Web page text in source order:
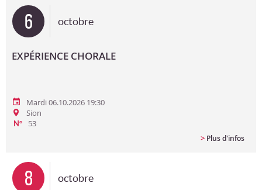
6 octobre
EXPÉRIENCE CHORALE
Mardi 06.10.2026 19:30
Sion
N°
53
> Plus d'infos
8 octobre